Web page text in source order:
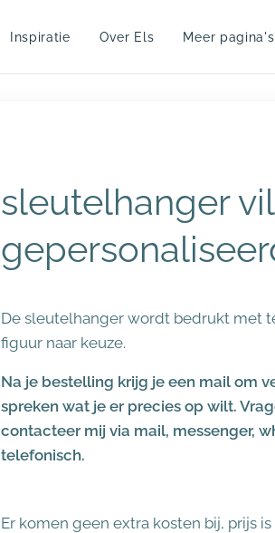
Inspiratie Over Els Meer pagina's
sleutelhanger
De sleutelhanger wordt bedrukt met
figuur naar keuze.
Na je bestelling krijg je een mail om
spreken wat je er precies op wilt.
contacteer mij via mail, messenger,
telefonisch.
Er komen geen extra kosten bij, prijs